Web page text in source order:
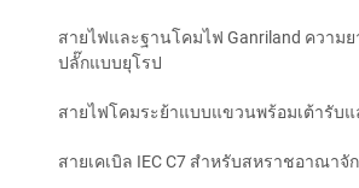
สายไฟและฐานโคมไฟ Ganriland ความย
ปลั๊กแบบยุโรป
สายไฟโคมระย้าแบบแขวนพร้อมเต้ารับ
สายเคเบิล IEC C7 สำหรับสหราชอาณาจั